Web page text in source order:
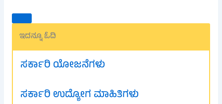
ಇದನ್ನೂ ಓದಿ
ಸರ್ಕಾರಿ ಯೋಜನೆಗಳು
ಸರ್ಕಾರಿ ಉದ್ಯೋಗ ಮಾಹಿತಿಗಳು